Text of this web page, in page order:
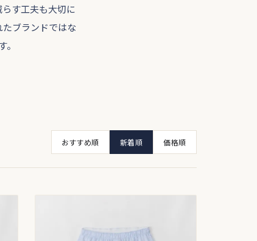
す工夫も大切に
たブランドではな
おすすめ順 新着順 価格順